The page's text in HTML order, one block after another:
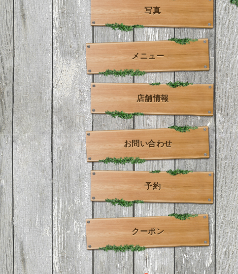
写真
メニュー
店舗情報
お問い合わせ
予約
クーポン